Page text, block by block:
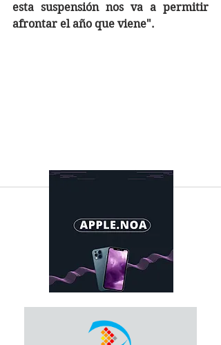
esta suspensión nos va a permitir
afrontar el año que viene".